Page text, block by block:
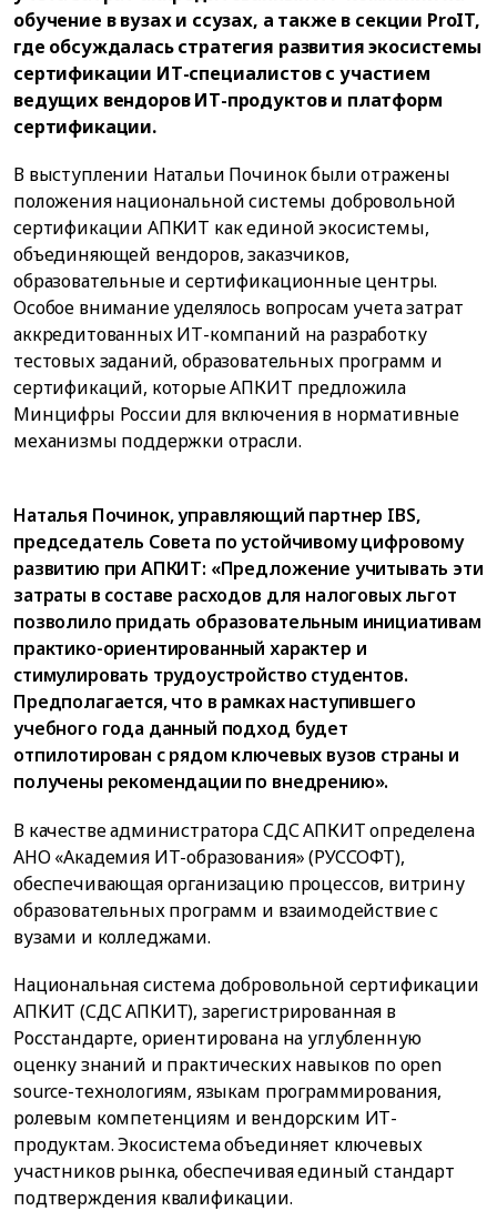
обучение в вузах и ссузах, а также в секции ProIT,
где обсуждалась стратегия развития экосистемы
сертификации ИТ-специалистов с участием
ведущих вендоров ИТ-продуктов и платформ
сертификации.
В выступлении Натальи Починок были отражены
положения национальной системы добровольной
сертификации АПКИТ как единой экосистемы,
объединяющей вендоров, заказчиков,
образовательные и сертификационные центры.
Особое внимание уделялось вопросам учета затрат
аккредитованных ИТ-компаний на разработку
тестовых заданий, образовательных программ и
сертификаций, которые АПКИТ предложила
Минцифры России для включения в нормативные
механизмы поддержки отрасли.
Наталья Починок, управляющий партнер IBS,
председатель Совета по устойчивому цифровому
развитию при АПКИТ: «Предложение учитывать эти
затраты в составе расходов для налоговых льгот
позволило придать образовательным инициативам
практико-ориентированный характер и
стимулировать трудоустройство студентов.
Предполагается, что в рамках наступившего
учебного года данный подход будет
отпилотирован с рядом ключевых вузов страны и
получены рекомендации по внедрению».
В качестве администратора СДС АПКИТ определена
АНО «Академия ИТ-образования» (РУССОФТ),
обеспечивающая организацию процессов, витрину
образовательных программ и взаимодействие с
вузами и колледжами.
Национальная система добровольной сертификации
АПКИТ (СДС АПКИТ), зарегистрированная в
Росстандарте, ориентирована на углубленную
оценку знаний и практических навыков по open
source-технологиям, языкам программирования,
ролевым компетенциям и вендорским ИТ-
продуктам. Экосистема объединяет ключевых
участников рынка, обеспечивая единый стандарт
подтверждения квалификации.